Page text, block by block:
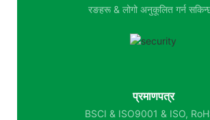
रङहरू & लोगो अनुकूलित गर्न
प्रमाणपत्र
BSCI & ISO9001 & ISO,